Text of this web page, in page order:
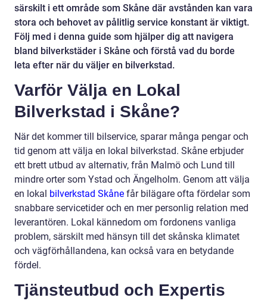
särskilt i ett område som Skåne där avstånden kan vara
stora och behovet av pålitlig service konstant är viktigt.
Följ med i denna guide som hjälper dig att navigera
bland bilverkstäder i Skåne och förstå vad du borde
leta efter när du väljer en bilverkstad.
Varför Välja en Lokal
Bilverkstad i Skåne?
När det kommer till bilservice, sparar många pengar och
tid genom att välja en lokal bilverkstad. Skåne erbjuder
ett brett utbud av alternativ, från Malmö och Lund till
mindre orter som Ystad och Ängelholm. Genom att välja
en lokal bilverkstad Skåne får bilägare ofta fördelar som
snabbare servicetider och en mer personlig relation med
leverantören. Lokal kännedom om fordonens vanliga
problem, särskilt med hänsyn till det skånska klimatet
och vägförhållandena, kan också vara en betydande
fördel.
Tjänsteutbud och Expertis